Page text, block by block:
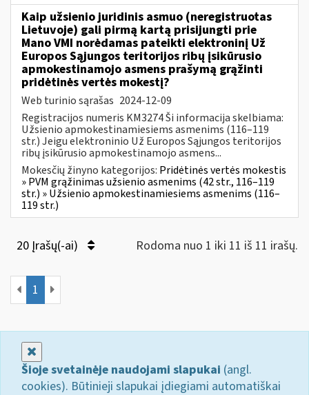
Kaip užsienio juridinis asmuo (neregistruotas
Lietuvoje) gali pirmą kartą prisijungti prie
Mano VMI norėdamas pateikti elektroninį Už
Europos Sąjungos teritorijos ribų įsikūrusio
apmokestinamojo asmens prašymą grąžinti
pridėtinės vertės mokestį?
Web turinio sąrašas 2024-12-09
Registracijos numeris KM3274 Ši informacija skelbiama:
Užsienio apmokestinamiesiems asmenims (116–119
str.) Jeigu elektroninio Už Europos Sąjungos teritorijos
ribų įsikūrusio apmokestinamojo asmens...
Mokesčių žinyno kategorijos: Pridėtinės vertės mokestis
» PVM grąžinimas užsienio asmenims (42 str., 116–119
str.) » Užsienio apmokestinamiesiems asmenims (116–
119 str.)
20 Įrašų(-ai) Rodoma nuo 1 iki 11 iš 11 irašų.
1
Šioje svetainėje naudojami slapukai (angl.
cookies). Būtinieji slapukai įdiegiami automatiškai